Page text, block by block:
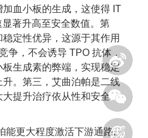
血小板的生成，这使得 IT
著升高至安全数值。第
定性优异，这源于其作用
争，不会诱导 TPO 抗体，
生成素的弊端，实现稳定
。第三，艾曲泊帕是二线
提升治疗依从性和安全
能更大程度激活下游通路,